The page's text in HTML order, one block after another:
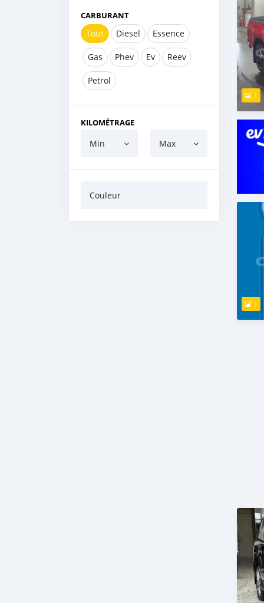
CARBURANT
Tout Diesel Essence
Gas Phev Ev Reev
Petrol
KILOMÉTRAGE
Min Max
Couleur
1
1